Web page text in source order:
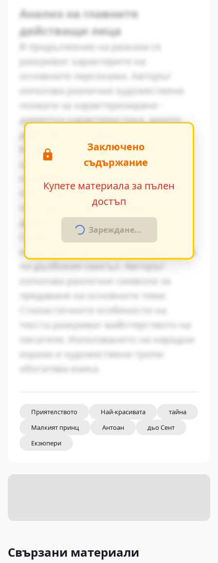
Анализ на главните
действащи лица
В продължение на разказа се
разкриват характерите на
основните персонажи. Авторът
използва различни художествени
похвати за характеризиране -
директна характеристика, диалог,
действия и вътрешен монолог.
Конфликтът между традиционните
ценности и модерните идеи се
персонажите. Това
противопоставяне създава
драматично напрежение.
Символиката в произведението
играе важна роля за разбирането на
използва различни символи за
предаване на основните теми.
Стилистичните особености на
текста разкриват майстерството на
писателя. Използването на народни
изрази и художествени тропи
обогатява езика.
Заключено
съдържание
Купете материала за пълен
достъп
Зареждане...
Приятелството Най-красивата
тайна
Малкият принц
Антоан
дьо Сент
Екзюпери
Свързани материали